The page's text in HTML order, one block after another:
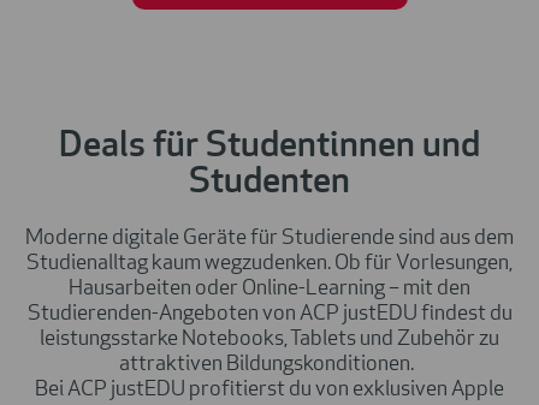
Deals für Studentinnen und
Studenten
Moderne digitale Geräte für Studierende sind aus dem
Studienalltag kaum wegzudenken. Ob für Vorlesungen,
Hausarbeiten oder Online-Learning – mit den
Studierenden-Angeboten von ACP justEDU findest du
leistungsstarke Notebooks, Tablets und Zubehör zu
attraktiven Bildungskonditionen.
Bei ACP justEDU profitierst du von exklusiven Apple